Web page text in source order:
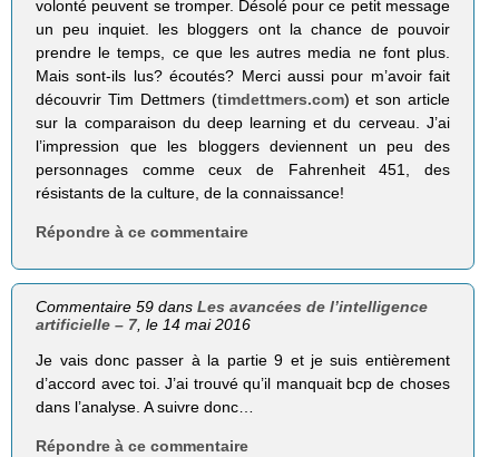
volonté peuvent se tromper. Désolé pour ce petit message
un peu inquiet. les bloggers ont la chance de pouvoir
prendre le temps, ce que les autres media ne font plus.
Mais sont-ils lus? écoutés? Merci aussi pour m’avoir fait
découvrir Tim Dettmers (timdettmers.com) et son article
sur la comparaison du deep learning et du cerveau. J’ai
l’impression que les bloggers deviennent un peu des
personnages comme ceux de Fahrenheit 451, des
résistants de la culture, de la connaissance!
Répondre à ce commentaire
Commentaire 59 dansLes avancées de l’intelligence
artificielle – 7, le 14 mai 2016
Je vais donc passer à la partie 9 et je suis entièrement
d’accord avec toi. J’ai trouvé qu’il manquait bcp de choses
dans l’analyse. A suivre donc…
Répondre à ce commentaire